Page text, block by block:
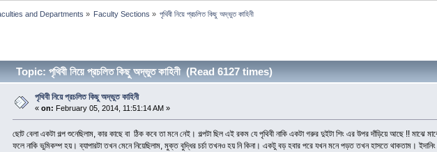
and Departments » Faculty Sections » পৃথিবী নিয়ে প্রচলিত কিছু অদ্ভুত কাহিনী
Topic: পৃথিবী নিয়ে প্রচলিত কিছু অদ্ভুত কাহিনী (Read 6127 times)
পৃথিবী নিয়ে প্রচলিত কিছু অদ্ভুত কাহিনী
«on: February 05, 2014, 11:51:14 AM »
ছোট বেলা একটা গল্প শুনেছিলাম, কার কাছে বা ঠিক কবে তা মনে নেই। গল্পটা ছিল এই রকম যে পৃথিবী নাকি একটা গরুর দুইটা শিং এর উপর দাঁড়িয়ে আছে !! মাঝে
ফলে নাকি ভুমিকম্প হয়। ব্যাপারটা তখন মেনে নিয়েছিলাম, মুক্ত বুদ্ধির চর্চা তখনও হয় নি কিনা। একটু বড় হবার পরে যখন মনে পড়ত তখন হাসতে থাকতাম।